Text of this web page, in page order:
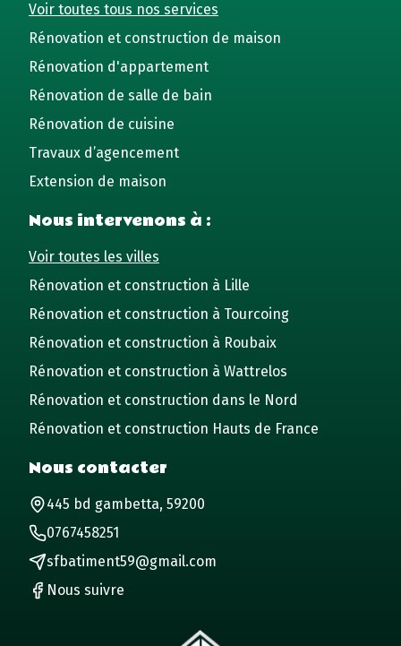
Voir toutes tous nos services
Rénovation et construction de maison
Rénovation d'appartement
Rénovation de salle de bain
Rénovation de cuisine
Travaux d’agencement
Extension de maison
Nous intervenons à :
Voir toutes les villes
Rénovation et construction à Lille
Rénovation et construction à Tourcoing
Rénovation et construction à Roubaix
Rénovation et construction à Wattrelos
Rénovation et construction dans le Nord
Rénovation et construction Hauts de France
Nous contacter
445 bd gambetta, 59200
0767458251
sfbatiment59@gmail.com
Nous suivre